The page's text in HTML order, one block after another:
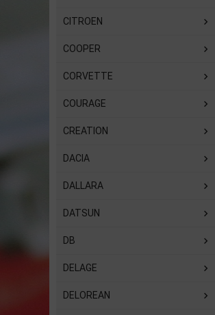
CITROEN
COOPER
CORVETTE
COURAGE
CREATION
DACIA
DALLARA
DATSUN
DB
DELAGE
DELOREAN